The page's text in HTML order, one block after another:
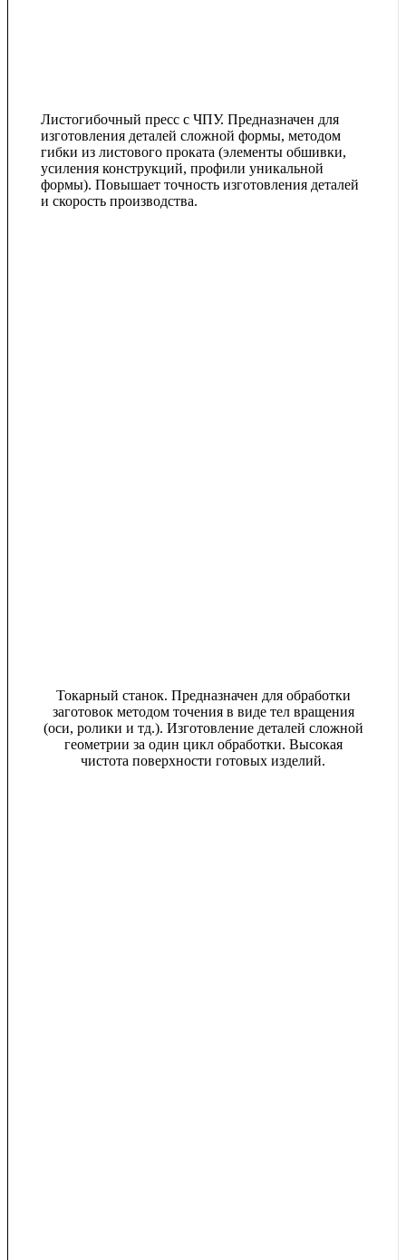
Листогибочный пресс с ЧПУ. Предназначен для
изготовления деталей сложной формы, методом
гибки из листового проката (элементы обшивки,
усиления конструкций, профили уникальной
формы). Повышает точность изготовления деталей
и скорость производства.
Токарный станок. Предназначен для обработки
заготовок методом точения в виде тел вращения
(оси, ролики и тд.). Изготовление деталей сложной
геометрии за один цикл обработки. Высокая
чистота поверхности готовых изделий.